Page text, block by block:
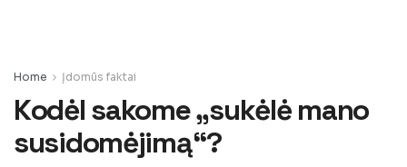
Home Įdomūs faktai
Kodėl sakome „sukėlė mano
susidomėjimą“?